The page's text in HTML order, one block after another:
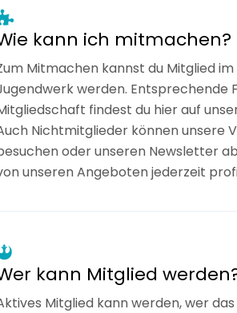
kann ich mitmachen?
Mitmachen kannst du Mitglied
werden. Entsprechende
findest du hier auf
Nichtmitglieder können unsere
oder unseren Newsletter
unseren Angeboten jederzeit
kann Mitglied
Mitglied kann werden, wer